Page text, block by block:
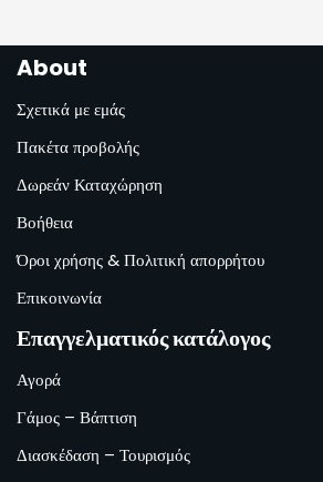
About
Σχετικά με εμάς
Πακέτα προβολής
Δωρεάν Καταχώρηση
Βοήθεια
Όροι χρήσης & Πολιτική απορρήτου
Επικοινωνία
Επαγγελματικός κατάλογος
Αγορά
Γάμος – Βάπτιση
Διασκέδαση – Τουρισμός